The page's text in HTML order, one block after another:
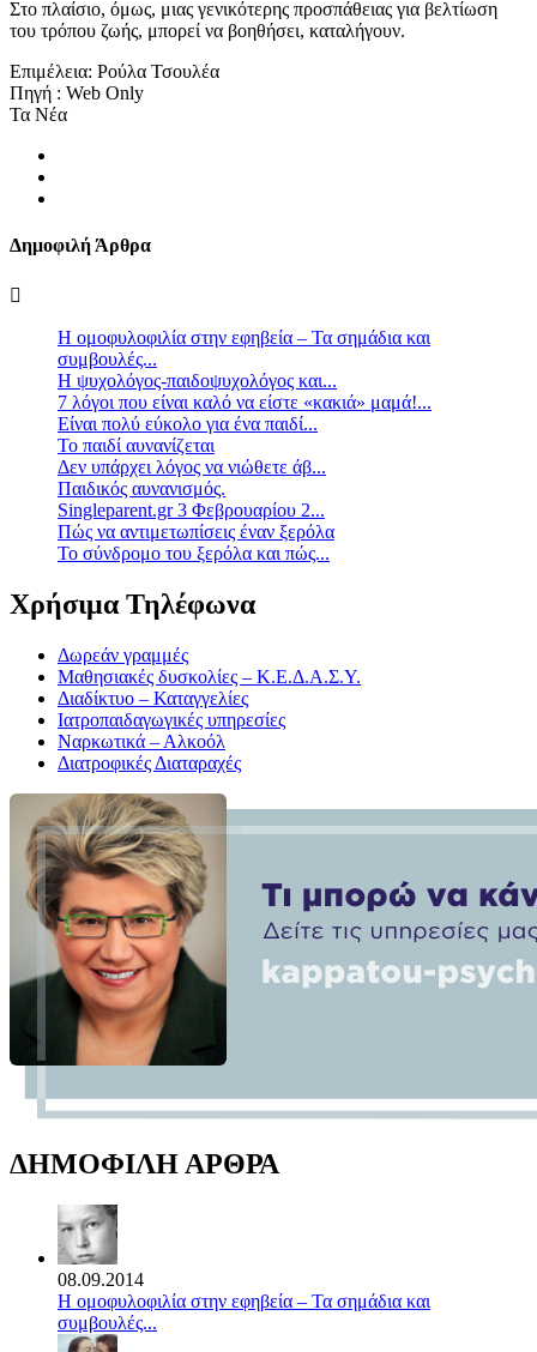
Στο πλαίσιο, όμως, μιας γενικότερης προσπάθειας για βελτίωση
του τρόπου ζωής, μπορεί να βοηθήσει, καταλήγουν.
Επιμέλεια: Ρούλα Τσουλέα
Πηγή : Web Only
Τα Νέα
Δημοφιλή Άρθρα
Η ομοφυλοφιλία στην εφηβεία – Τα σημάδια και
συμβουλές...
Η ψυχολόγος-παιδοψυχολόγος και...
7 λόγοι που είναι καλό να είστε «κακιά» μαμά!...
Είναι πολύ εύκολο για ένα παιδί...
Το παιδί αυνανίζεται
Δεν υπάρχει λόγος να νιώθετε άβ...
Παιδικός αυνανισμός.
Singleparent.gr 3 Φεβρουαρίου 2...
Πώς να αντιμετωπίσεις έναν ξερόλα
Το σύνδρομο του ξερόλα και πώς...
Χρήσιμα Τηλέφωνα
Δωρεάν γραμμές
Μαθησιακές δυσκολίες – Κ.Ε.Δ.Α.Σ.Υ.
Διαδίκτυο – Καταγγελίες
Ιατροπαιδαγωγικές υπηρεσίες
Ναρκωτικά – Αλκοόλ
Διατροφικές Διαταραχές
ΔΗΜΟΦΙΛΗ ΑΡΘΡΑ
08.09.2014
Η ομοφυλοφιλία στην εφηβεία – Τα σημάδια και
συμβουλές...